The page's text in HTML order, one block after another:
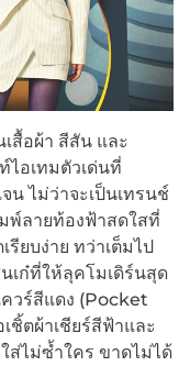
เสื้อผ้า สีสัน และ
ไอเทมตัวเด่นที่
น ไม่ว่าจะเป็นเทรนช์
พ์ลายท้องฟ้าสดใสที่
รียบง่าย ทว่าเต็มไป
เก๋ที่ให้ลุคโมเดิร์นสุด
วร์สีแดง (Pocket
ชิ้ตผ้าเชียร์สีฟ้าและ
ส่ไม่ซ้ำใคร ขาดไม่ได้